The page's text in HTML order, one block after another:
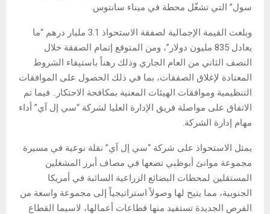
سول” التي تشغّل محطة في ميناء سانتوس.
وبلغت القيمة الإجمالية لصفقة الاستحواذ 3.1 مليار درهم “ما
يعادل 835 مليون دولار”، ومن المتوقع إتمام الصفقة خلال
النصف الثاني من العام الجاري وذلك رهناً باستيفاء الشروط
المعتادة لإغلاق الصفقات، بما في ذلك الحصول على الموافقات
التنظيمية وموافقات الهيئات المعنية بمكافحة الاحتكار.. فيما تم
الاتفاق على مواصلة فريق الإدارة العليا لشركة “سي إل آي” أداء
مهام إدارة الشركة.
يمثل الاستحواذ على شركة “سي إل آي” نقلة نوعية في مسيرة
مجموعة موانئ أبوظبي تضعها في مصاف أبرز المشغلين
المستقلين لمحطات البضائع الزراعية السائبة في أمريكا
الجنوبية، مما يتيح لها وصولاً استراتيجياً إلى مجموعة واسعة من
الفرص الجديدة تستفيد منها قطاعات أعمالها، لاسيما القطاع